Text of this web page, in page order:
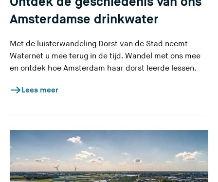
Amsterdamse drinkwater
Met de luisterwandeling Dorst van de Stad neemt
Waternet u mee terug in de tijd. Wandel met ons mee
en ontdek hoe Amsterdam haar dorst leerde lessen.
Lees meer